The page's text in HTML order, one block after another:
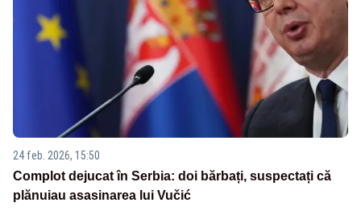
24 feb. 2026, 15:50
Complot dejucat în Serbia: doi bărbați, suspectați că
plănuiau asasinarea lui Vučić